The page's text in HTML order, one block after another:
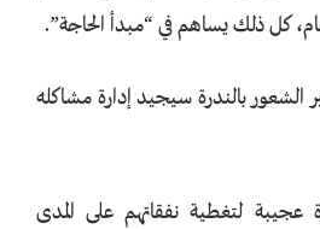
كل ذلك يساهم في “مبدأ الحاجة”.
الشعور بالندرة سيجيد إدارة مشاكله
عجيبة لتغطية نفقاتهم على المدى